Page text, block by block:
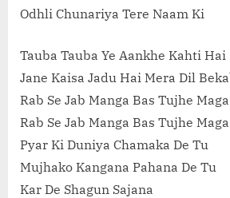
Odhli Chunariya Tere Naam Ki
Tauba Tauba Ye Aankhe Kahti Hai
Jane Kaisa Jadu Hai Mera Dil
Rab Se Jab Manga Bas Tujhe Maga
Rab Se Jab Manga Bas Tujhe Maga
Pyar Ki Duniya Chamaka De Tu
Mujhako Kangana Pahana De Tu
Kar De Shagun Sajana